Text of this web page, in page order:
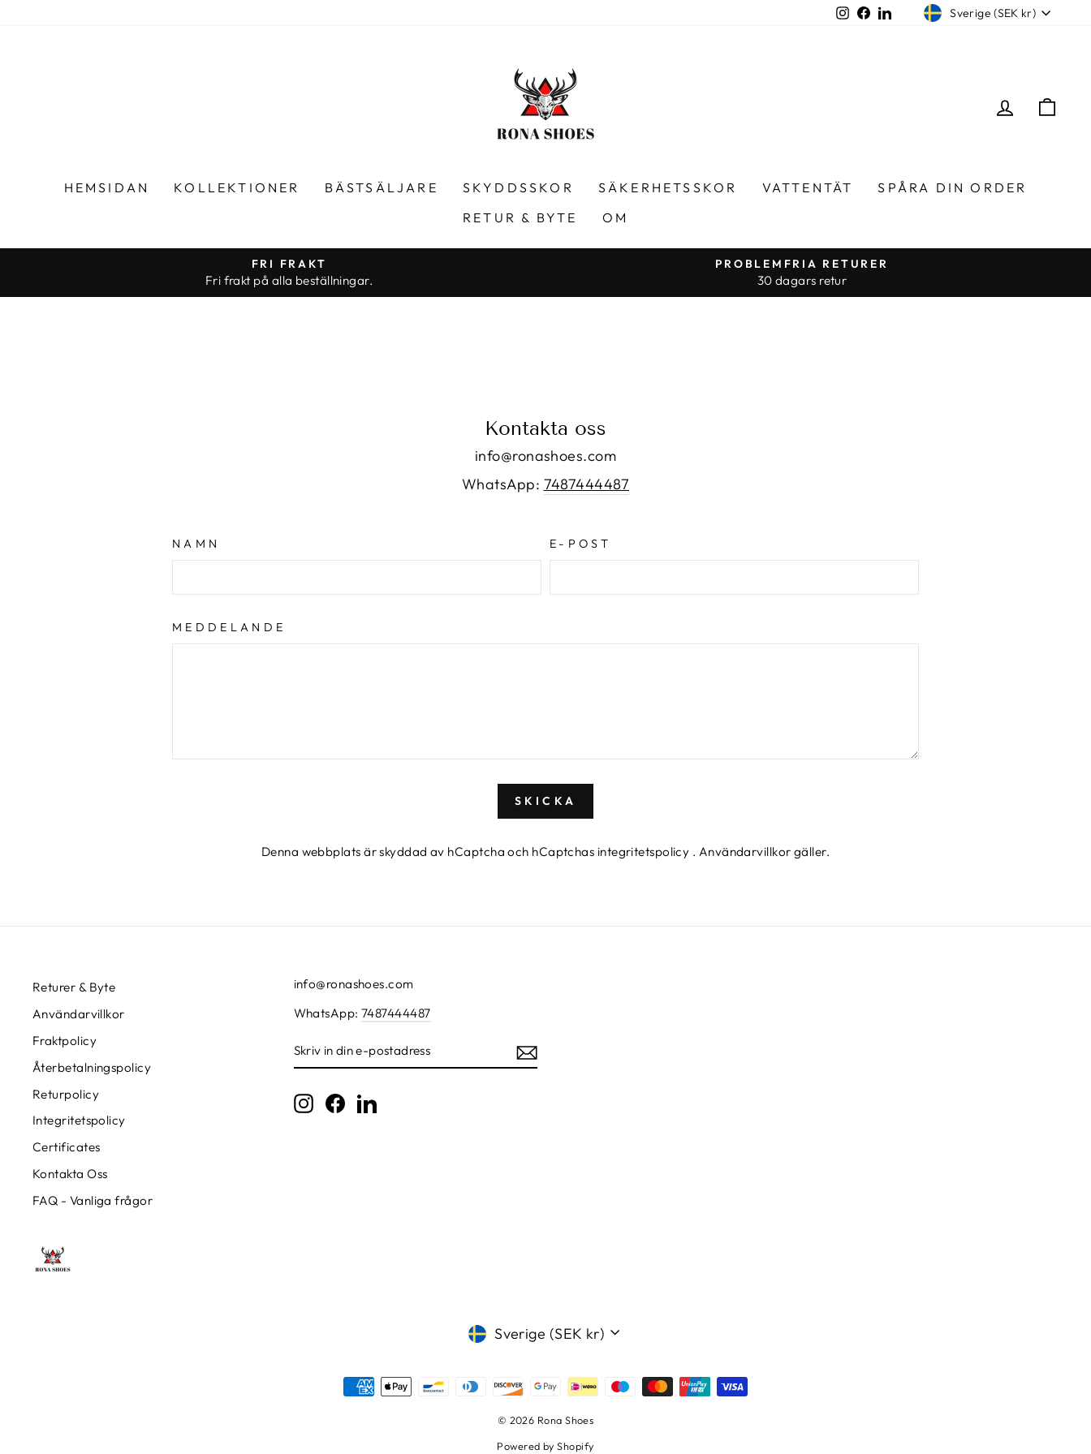
InstagramFacebook
LinkedInValutaSverige (SEK kr)
LOGGA
HEMSIDAN KOLLEKTIONER BÄSTSÄLJARE SKYDDSSKOR SÄKERHETSSKOR VATTENTÄT
SPÅRA DIN ORDER
RETUR & BYTE
OM
FRI FRAKT
Fri frakt på alla beställningar.
PROBLEMFRIA RETURER
30 dagars retur
Kontakta oss
info@ronashoes.com
WhatsApp: 7487444487
NAMN E-POST
MEDDELANDE
SKICKA
Denna webbplats är skyddad av hCaptcha och hCaptchas integritetspolicy . Användarvillkor gäller.
Returer & Byte
Användarvillkor
Fraktpolicy
Återbetalningspolicy
Returpolicy
Integritetspolicy
Certificates
Kontakta Oss
FAQ - Vanliga frågor
info@ronashoes.com
WhatsApp: 7487444487
IN
DIN
POSTADRESS
Instagram
FacebookLinkedIn
ValutaSverige (SEK kr)
© 2026 Rona Shoes
Powered by Shopify